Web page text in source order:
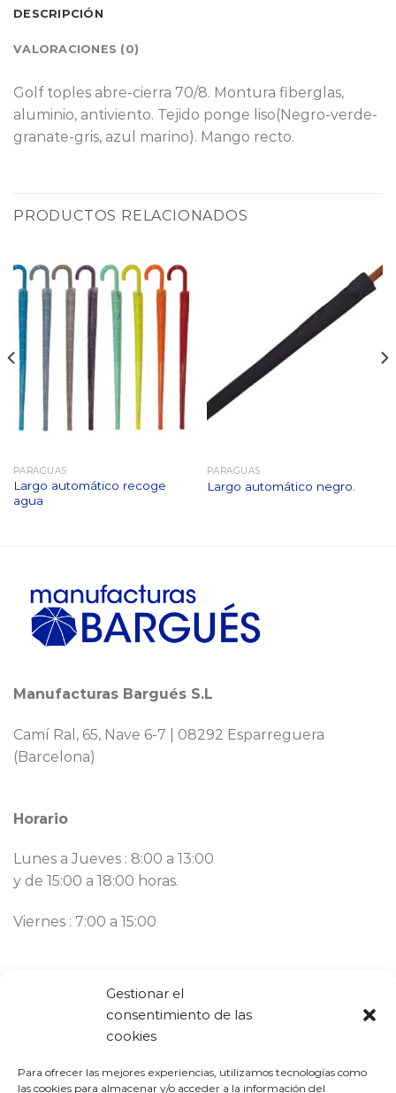
Gestionar el
consentimiento de las
cookies
Para ofrecer las mejores experiencias, utilizamos tecnologías como
las cookies para almacenar y/o acceder a la información del
DESCRIPCIÓN
VALORACIONES (0)
Golf toples abre-cierra 70/8. Montura fiberglas,
aluminio, antiviento. Tejido ponge liso(Negro-verde-
granate-gris, azul marino). Mango recto.
PRODUCTOS RELACIONADOS
PARAGUAS
Largo automático recoge
agua
PARAGUAS
Largo automático negro.
Manufacturas Bargués S.L
Camí Ral, 65, Nave 6-7 | 08292 Esparreguera
(Barcelona)
Horario
Lunes a Jueves : 8:00 a 13:00
y de 15:00 a 18:00 horas.
Viernes : 7:00 a 15:00
Llámanos ahora:93 777 82 58
bargues@mbargues.com